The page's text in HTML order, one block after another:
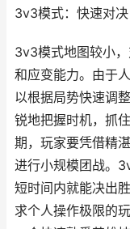
3v3模式：快速对
3v3模式地图较小
和应变能力。由于
以根据局势快速调
锐地把握时机，抓
期，玩家要凭借精
进行小规模团战。
短时间内就能决出
求个人操作极限的